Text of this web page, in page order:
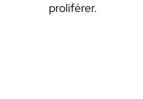
proliférer.